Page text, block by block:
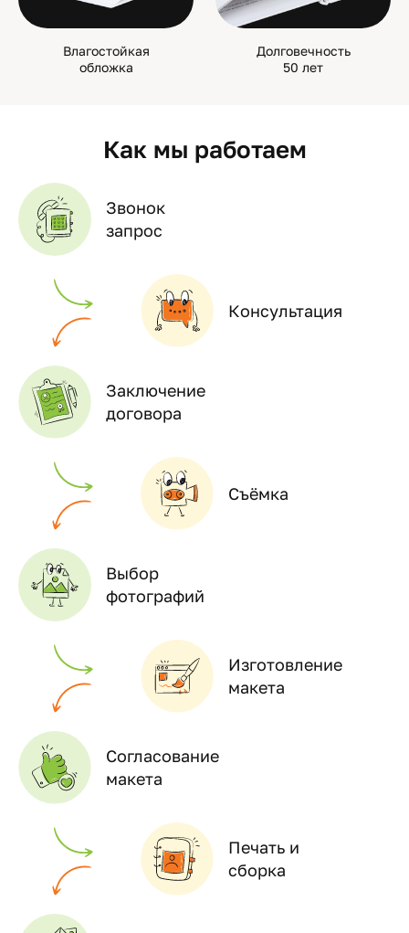
Влагостойкая
обложка
Долговечность
50 лет
Как мы работаем
Звонок
запрос
Консультация
Заключение
договора
Съёмка
Выбор
фотографий
Изготовление
макета
Согласование
макета
Печать и
сборка